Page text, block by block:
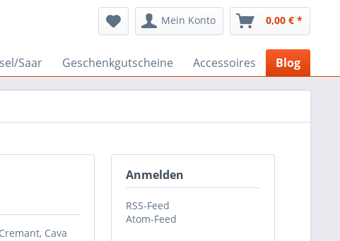
Mein Konto 0,00 € *
Saar Geschenkgutscheine Accessoires Blog
Anmelden
RSS-Feed
Atom-Feed
Cava